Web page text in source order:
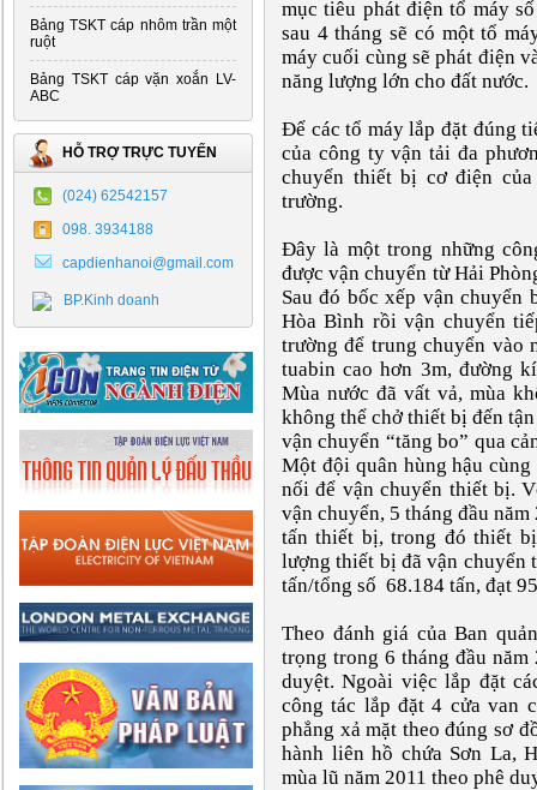
Bảng TSKT cáp nhôm trần một
ruột
Bảng TSKT cáp vặn xoắn LV-
ABC
HỖ TRỢ TRỰC TUYẾN
(024) 62542157
098. 3934188
capdienhanoi@gmail.com
BP.Kinh doanh
mục tiêu phát điện tổ máy
sau 4 tháng sẽ có một tổ
máy cuối cùng sẽ phát điện
năng lượng lớn cho đất nước.
Để các tổ máy lắp đặt đúng
của công ty vận tải đa
chuyển thiết bị cơ điện
trường.
Đây là một trong những
được vận chuyển từ Hải
Sau đó bốc xếp vận
Hòa Bình rồi vận chuyển
trường để trung chuyển vào
tuabin cao hơn 3m, đường
Mùa nước đã vất vả, mùa
không thể chở thiết bị đến
vận chuyển “tăng bo” qua
Một đội quân hùng hậu
nối để vận chuyển thiết bị.
vận chuyển, 5 tháng đầu
tấn thiết bị, trong đó thiết
lượng thiết bị đã vận chuyển
tấn/tổng số 68.184 tấn, đạt
Theo đánh giá của Ban
trọng trong 6 tháng đầu năm
duyệt. Ngoài việc lắp đặt
công tác lắp đặt 4 cửa van
phẳng xả mặt theo đúng sơ
hành liên hồ chứa Sơn La,
mùa lũ năm 2011 theo phê